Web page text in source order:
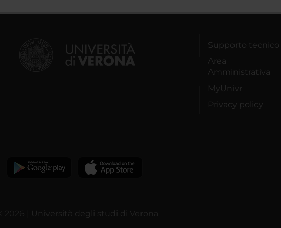
Supporto tecnico
Area
Amministrativa
MyUnivr
Privacy policy
© 2026 | Università degli studi di Verona